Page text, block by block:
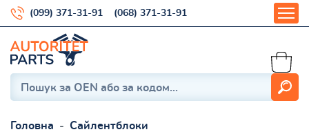
(099) 371-31-91 (068) 371-31-91
Головна
Сайлентблоки